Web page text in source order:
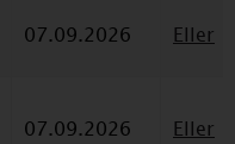
07.09.2026 Eller
07.09.2026 Eller